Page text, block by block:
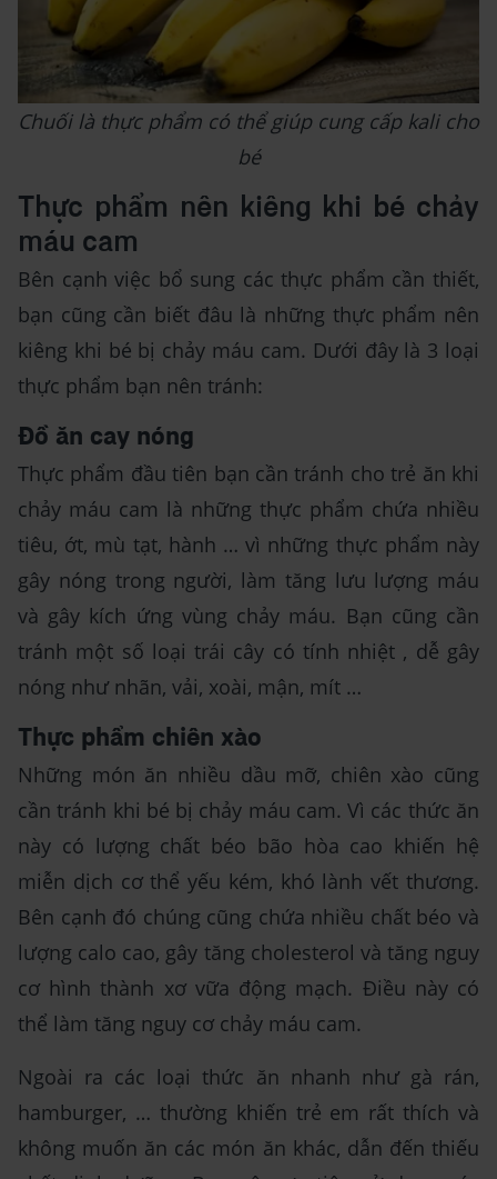
Chuối là thực phẩm có thể giúp cung cấp kali cho
bé
Thực phẩm nên kiêng khi bé chảy
máu cam
Bên cạnh việc bổ sung các thực phẩm cần thiết,
bạn cũng cần biết đâu là những thực phẩm nên
kiêng khi bé bị chảy máu cam. Dưới đây là 3 loại
thực phẩm bạn nên tránh:
Đồ ăn cay nóng
Thực phẩm đầu tiên bạn cần tránh cho trẻ ăn khi
chảy máu cam là những thực phẩm chứa nhiều
tiêu, ớt, mù tạt, hành … vì những thực phẩm này
gây nóng trong người, làm tăng lưu lượng máu
và gây kích ứng vùng chảy máu. Bạn cũng cần
tránh một số loại trái cây có tính nhiệt , dễ gây
nóng như nhãn, vải, xoài, mận, mít …
Thực phẩm chiên xào
Những món ăn nhiều dầu mỡ, chiên xào cũng
cần tránh khi bé bị chảy máu cam. Vì các thức ăn
này có lượng chất béo bão hòa cao khiến hệ
miễn dịch cơ thể yếu kém, khó lành vết thương.
Bên cạnh đó chúng cũng chứa nhiều chất béo và
lượng calo cao, gây tăng cholesterol và tăng nguy
cơ hình thành xơ vữa động mạch. Điều này có
thể làm tăng nguy cơ chảy máu cam.
Ngoài ra các loại thức ăn nhanh như gà rán,
hamburger, … thường khiến trẻ em rất thích và
không muốn ăn các món ăn khác, dẫn đến thiếu